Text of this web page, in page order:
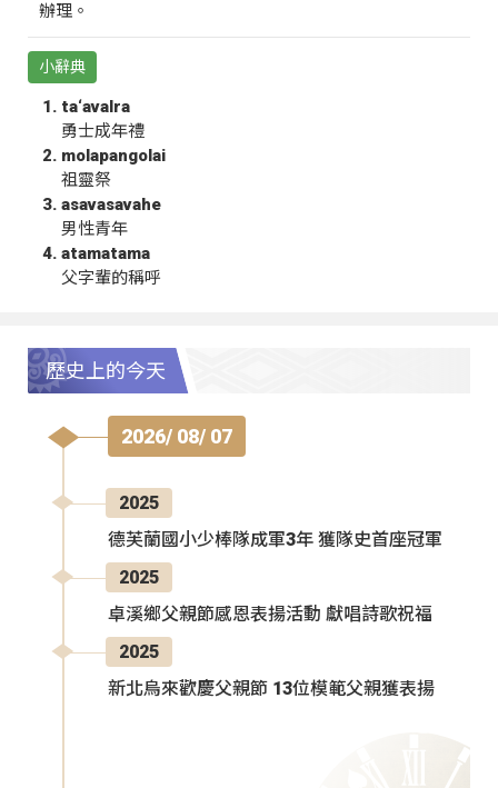
辦理。
小辭典
ta‘avalra
勇士成年禮
molapangolai
祖靈祭
asavasavahe
男性青年
atamatama
父字輩的稱呼
歷史上的今天
2026/ 08/ 07
2025
德芙蘭國小少棒隊成軍3年 獲隊史首座冠軍
2025
卓溪鄉父親節感恩表揚活動 獻唱詩歌祝福
2025
新北烏來歡慶父親節 13位模範父親獲表揚